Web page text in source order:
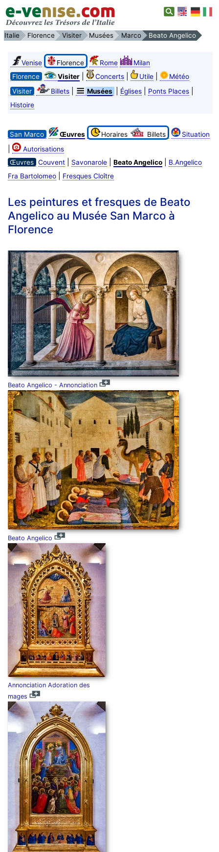
Italie Florence Visiter Musées Marco Beato Angelico
Venise Florence Rome
Milan
Florence
Visiter| Concerts| Utile|
Météo
Visiter
Billets| Musées Églises| Ponts Places|
Histoire
San Marco Œuvres Horaires Billets Situation
Autorisations
Œuvres Couvent| Savonarole| Beato Angelico|
B.Angelico
Fra Bartolomeo| Fresques Cloître
Les peintures et fresques de Beato
Angelico au Musée San Marco à
Florence
Beato Angelico - Annonciation
Beato Angelico
Annonciation Adoration des
mages